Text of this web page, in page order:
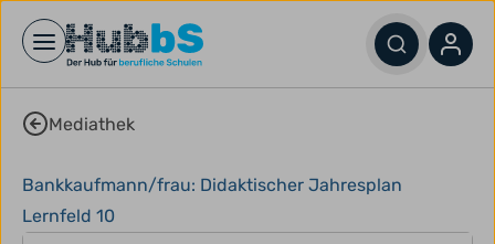
Open main menu
Mediathek
Bankkaufmann/frau: Didaktischer Jahresplan
Lernfeld 10